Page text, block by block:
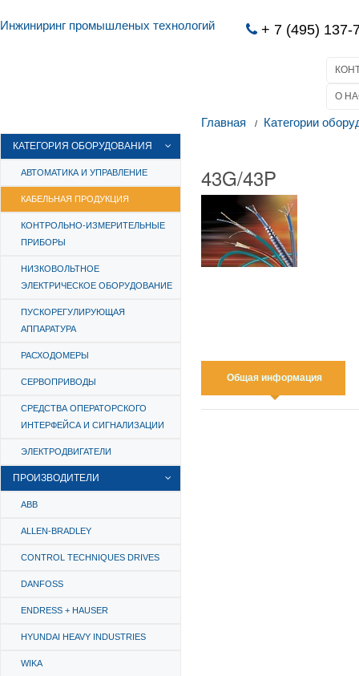
Инжиниринг промышленых технологий + 7 (495) 137-
О
КАТЕГОРИЯ ОБОРУДОВАНИЯ
АВТОМАТИКА И УПРАВЛЕНИЕ
КАБЕЛЬНАЯ ПРОДУКЦИЯ
КОНТРОЛЬНО-ИЗМЕРИТЕЛЬНЫЕ
ПРИБОРЫ
НИЗКОВОЛЬТНОЕ
ЭЛЕКТРИЧЕСКОЕ ОБОРУДОВАНИЕ
ПУСКОРЕГУЛИРУЮЩАЯ
АППАРАТУРА
РАСХОДОМЕРЫ
СЕРВОПРИВОДЫ
СРЕДСТВА ОПЕРАТОРСКОГО
ИНТЕРФЕЙСА И СИГНАЛИЗАЦИИ
ЭЛЕКТРОДВИГАТЕЛИ
ПРОИЗВОДИТЕЛИ
ABB
ALLEN-BRADLEY
CONTROL TECHNIQUES DRIVES
DANFOSS
ENDRESS + HAUSER
HYUNDAI HEAVY INDUSTRIES
WIKA
Главная Категории
43G/43P
Общая информация